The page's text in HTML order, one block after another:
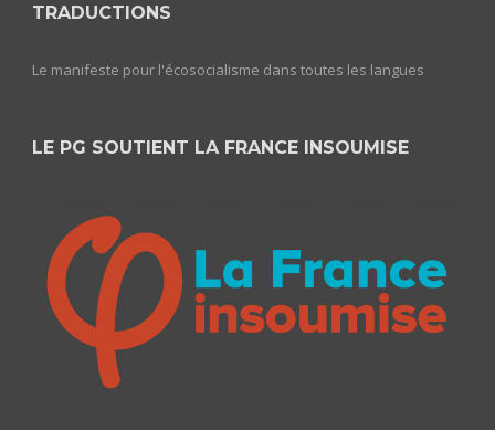
TRADUCTIONS
Le manifeste pour l'écosocialisme dans toutes les langues
LE PG SOUTIENT LA FRANCE INSOUMISE